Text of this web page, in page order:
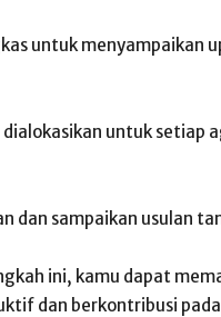
untuk menyampaikan
untuk setiap
dan sampaikan usulan
ini, kamu dapat
dan berkontribusi